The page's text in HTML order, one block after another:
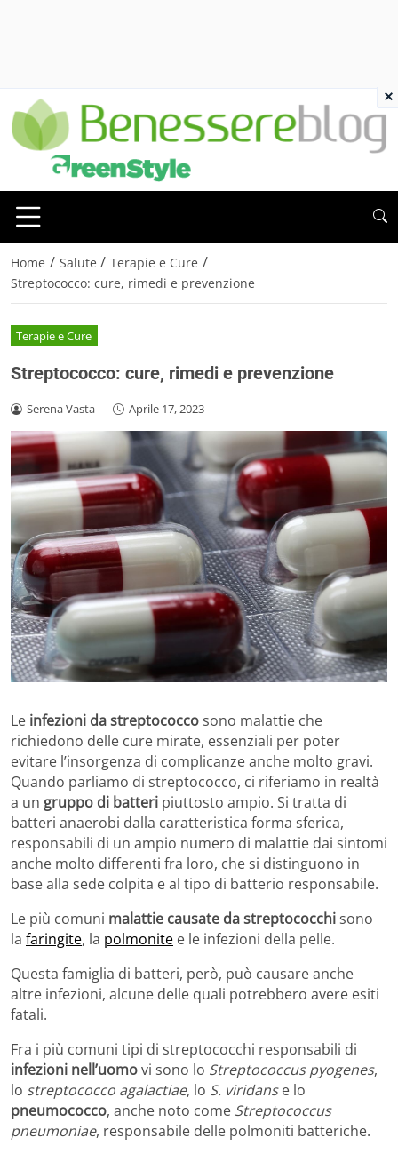
Home / Salute / Terapie e Cure /
Streptococco: cure, rimedi e prevenzione
Terapie e Cure
Streptococco: cure, rimedi e prevenzione
Serena Vasta - Aprile 17, 2023
Le infezioni da streptococcosono malattie che
richiedono delle cure mirate, essenziali per poter
evitare l’insorgenza di complicanze anche molto gravi.
Quando parliamo di streptococco, ci riferiamo in realtà
a un gruppo di batteri piuttosto ampio. Si tratta di
batteri anaerobi dalla caratteristica forma sferica,
responsabili di un ampio numero di malattie dai sintomi
anche molto differenti fra loro, che si distinguono in
base alla sede colpita e al tipo di batterio responsabile.
Le più comuni malattie causate da streptococchisono
la faringite, la polmonite e le infezioni della pelle.
Questa famiglia di batteri, però, può causare anche
altre infezioni, alcune delle quali potrebbero avere esiti
fatali.
Fra i più comuni tipi di streptococchi responsabili di
infezioni nell’uomovi sono lo Streptococcus pyogenes,
lo streptococco agalactiae, lo S. viridanse lo
pneumococco, anche noto come Streptococcus
pneumoniae, responsabile delle polmoniti batteriche.
×